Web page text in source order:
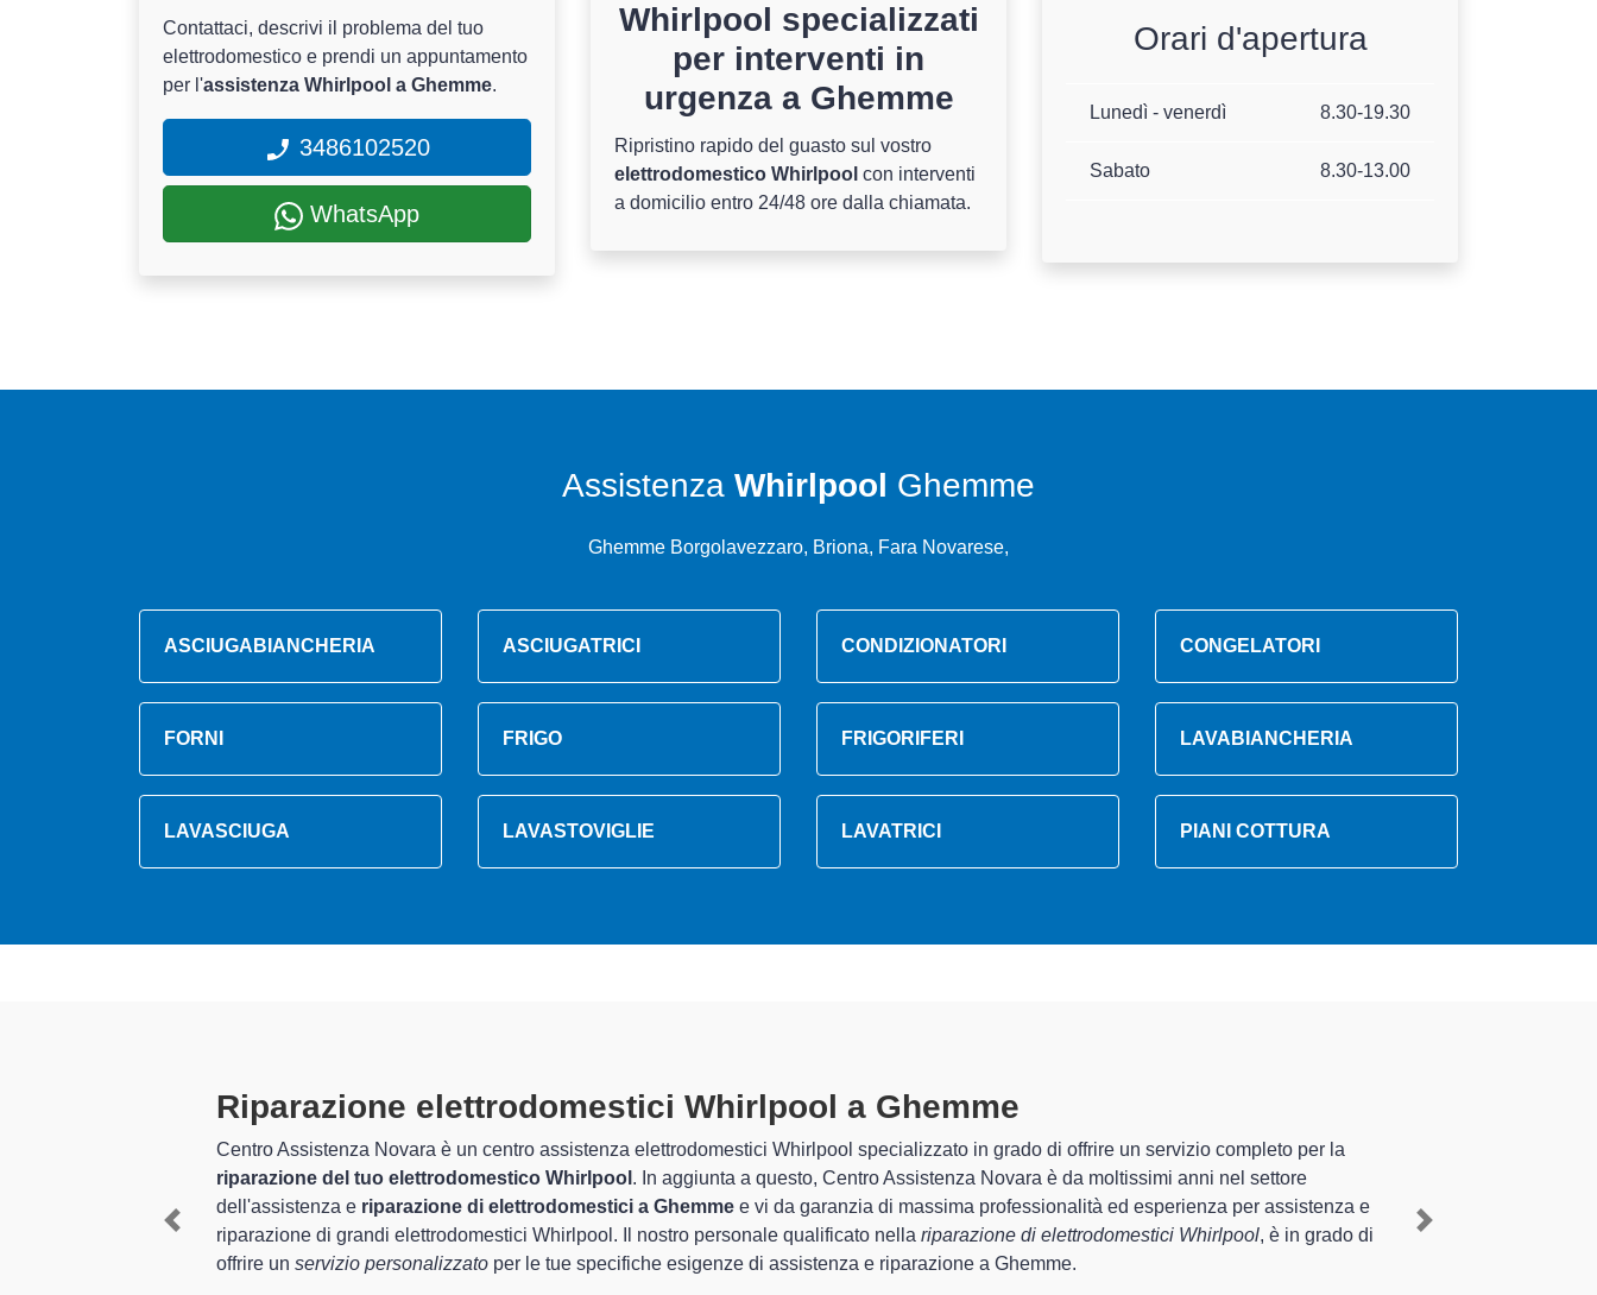
Contattaci, descrivi il problema del tuo
elettrodomestico e prendi un appuntamento
per l'assistenza Whirlpool a Ghemme.
3486102520
WhatsApp
Whirlpool specializzati
per interventi in
urgenza a Ghemme
Ripristino rapido del guasto sul vostro
elettrodomestico Whirlpool con interventi
a domicilio entro 24/48 ore dalla chiamata.
Orari d'apertura
Lunedì - venerdì 8.30-19.30
Sabato 8.30-13.00
Assistenza Whirlpool Ghemme
Ghemme Borgolavezzaro, Briona, Fara Novarese,
ASCIUGABIANCHERIA ASCIUGATRICI CONDIZIONATORI CONGELATORI
FORNI FRIGO FRIGORIFERI LAVABIANCHERIA
LAVASCIUGA LAVASTOVIGLIE LAVATRICI PIANI COTTURA
Tecnici Elettrodomestici Whirlpool A Ghemme
preparati
I tecnici specializzati di Centro Assistenza Novara sono in grado di garantire al cliente esperienza pluriennale nel territorio di Ghemme e
provincia per quel che riguarda la sistemazione e la riparazione del tuo elettrodomestico Whirlpool a Ghemme, mediante il ripristino rapido
del corretto funzionamento degli apparecchi.
In più,i tecnici Whirlpool specializzatidi Centro Assistenza Novara sono in grado di fornire interventi di diverse tipologie sugli elettrodomestici
Previous Next